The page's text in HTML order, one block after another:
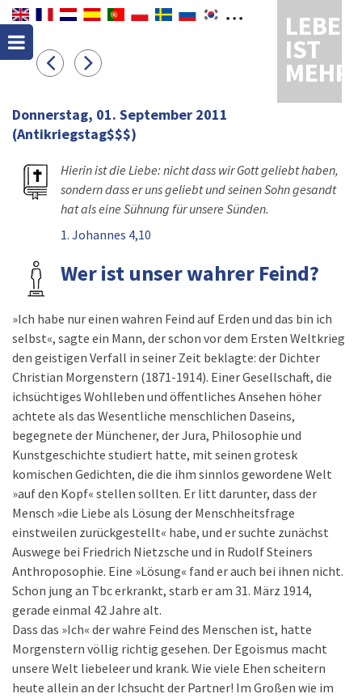
LEBEN
IST
MEHR
Donnerstag, 01. September 2011
(Antikriegstag$$$)
Hierin ist die Liebe: nicht dass wir Gott geliebt haben,
sondern dass er uns geliebt und seinen Sohn gesandt
hat als eine Sühnung für unsere Sünden.
1. Johannes 4,10
Wer ist unser wahrer Feind?
»Ich habe nur einen wahren Feind auf Erden und das bin ich
selbst«, sagte ein Mann, der schon vor dem Ersten Weltkrieg
den geistigen Verfall in seiner Zeit beklagte: der Dichter
Christian Morgenstern (1871-1914). Einer Gesellschaft, die
ichsüchtiges Wohlleben und öffentliches Ansehen höher
achtete als das Wesentliche menschlichen Daseins,
begegnete der Münchener, der Jura, Philosophie und
Kunstgeschichte studiert hatte, mit seinen grotesk
komischen Gedichten, die die ihm sinnlos gewordene Welt
»auf den Kopf« stellen sollten. Er litt darunter, dass der
Mensch »die Liebe als Lösung der Menschheitsfrage
einstweilen zurückgestellt« habe, und er suchte zunächst
Auswege bei Friedrich Nietzsche und in Rudolf Steiners
Anthroposophie. Eine »Lösung« fand er auch bei ihnen nicht.
Schon jung an Tbc erkrankt, starb er am 31. März 1914,
gerade einmal 42 Jahre alt.
Dass das »Ich« der wahre Feind des Menschen ist, hatte
Morgenstern völlig richtig gesehen. Der Egoismus macht
unsere Welt liebeleer und krank. Wie viele Ehen scheitern
heute allein an der Ichsucht der Partner! Im Großen wie im